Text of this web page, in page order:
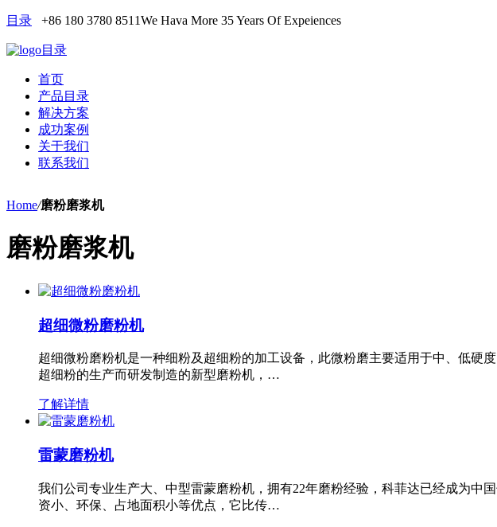
目录 +86 180 3780 8511We Hava More 35 Years Of Expeiences
目录
首页
产品目录
解决方案
成功案例
关于我们
联系我们
Home/磨粉磨浆机
磨粉磨浆机
超细微粉磨粉机
超细微粉磨粉机是一种细粉及超细粉的加工设备，此微粉磨主要适用于中、低硬
超细粉的生产而研发制造的新型磨粉机，…
了解详情
雷蒙磨粉机
我们公司专业生产大、中型雷蒙磨粉机，拥有22年磨粉经验，科菲达已经成为中
资小、环保、占地面积小等优点，它比传…